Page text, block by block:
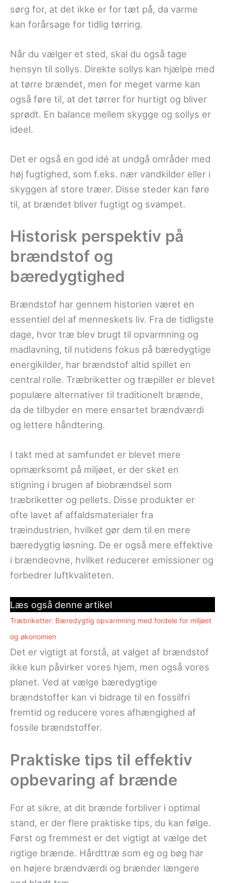
sørg for, at det ikke er for tæt på, da varme
kan forårsage for tidlig tørring.
Når du vælger et sted, skal du også tage
hensyn til sollys. Direkte sollys kan hjælpe med
at tørre brændet, men for meget varme kan
også føre til, at det tørrer for hurtigt og bliver
sprødt. En balance mellem skygge og sollys er
ideel.
Det er også en god idé at undgå områder med
høj fugtighed, som f.eks. nær vandkilder eller i
skyggen af store træer. Disse steder kan føre
til, at brændet bliver fugtigt og svampet.
Historisk perspektiv på
brændstof og
bæredygtighed
Brændstof har gennem historien været en
essentiel del af menneskets liv. Fra de tidligste
dage, hvor træ blev brugt til opvarmning og
madlavning, til nutidens fokus på bæredygtige
energikilder, har brændstof altid spillet en
central rolle. Træbriketter og træpiller er blevet
populære alternativer til traditionelt brænde,
da de tilbyder en mere ensartet brændværdi
og lettere håndtering.
I takt med at samfundet er blevet mere
opmærksomt på miljøet, er der sket en
stigning i brugen af biobrændsel som
træbriketter og pellets. Disse produkter er
ofte lavet af affaldsmaterialer fra
træindustrien, hvilket gør dem til en mere
bæredygtig løsning. De er også mere effektive
i brændeovne, hvilket reducerer emissioner og
forbedrer luftkvaliteten.
Læs også denne artikel
Træbriketter: Bæredygtig opvarmning med fordele for miljøet
og økonomien
Det er vigtigt at forstå, at valget af brændstof
ikke kun påvirker vores hjem, men også vores
planet. Ved at vælge bæredygtige
brændstoffer kan vi bidrage til en fossilfri
fremtid og reducere vores afhængighed af
fossile brændstoffer.
Praktiske tips til effektiv
opbevaring af brænde
For at sikre, at dit brænde forbliver i optimal
stand, er der flere praktiske tips, du kan følge.
Først og fremmest er det vigtigt at vælge det
rigtige brænde. Hårdttræ som eg og bøg har
en højere brændværdi og brænder længere